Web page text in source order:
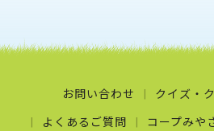
お問い合わせ クイズ・
よくあるご質問 コープみや